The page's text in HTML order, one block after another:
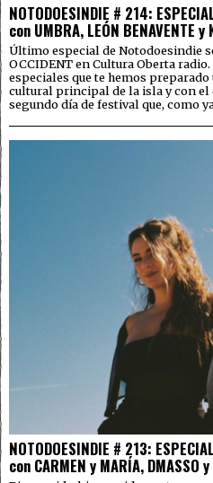
NOTODOESINDIE # 214:
con UMBRA, LEÓN BENAVENTE y
Último especial de Notodoesindie
OCCIDENT en Cultura Oberta
especiales que te hemos
cultural principal de la isla y con el
segundo día de festival que, como
NOTODOESINDIE # 213:
con CARMEN y MARÍA, DMASSO